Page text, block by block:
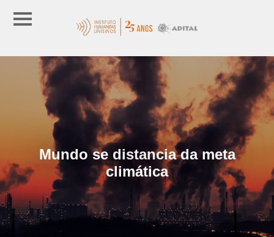
Mundo se distancia da meta
climática